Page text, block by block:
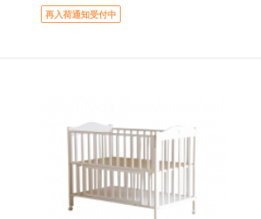
再入荷通知受付中